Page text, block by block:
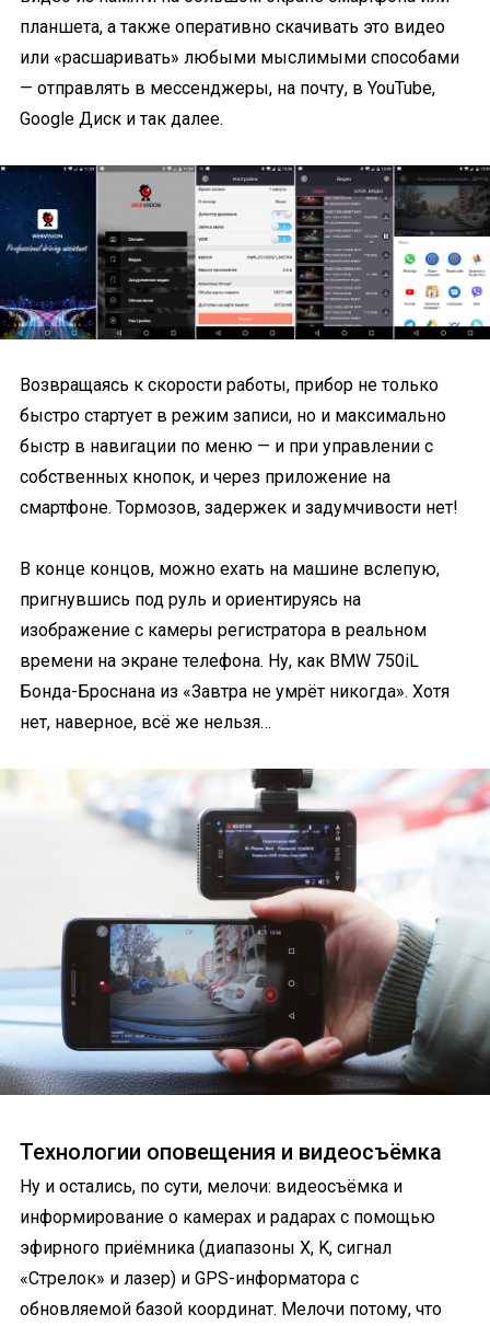
планшета, а также оперативно скачивать это видео
или «расшаривать» любыми мыслимыми способами
— отправлять в мессенджеры, на почту, в YouTube,
Google Диск и так далее.
Возвращаясь к скорости работы, прибор не только
быстро стартует в режим записи, но и максимально
быстр в навигации по меню — и при управлении с
собственных кнопок, и через приложение на
смартфоне. Тормозов, задержек и задумчивости нет!
В конце концов, можно ехать на машине вслепую,
пригнувшись под руль и ориентируясь на
изображение с камеры регистратора в реальном
времени на экране телефона. Ну, как BMW 750iL
Бонда-Броснана из «Завтра не умрёт никогда». Хотя
нет, наверное, всё же нельзя…
Технологии оповещения и видеосъёмка
Ну и остались, по сути, мелочи: видеосъёмка и
информирование о камерах и радарах с помощью
эфирного приёмника (диапазоны X, K, сигнал
«Стрелок» и лазер) и GPS-информатора с
обновляемой базой координат. Мелочи потому, что